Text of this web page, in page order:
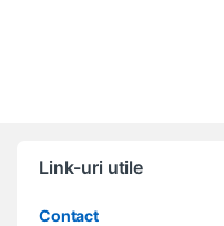
Link-uri utile
Contact